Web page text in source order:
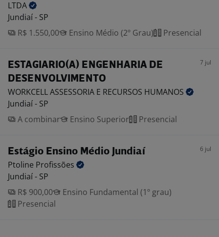
LTDA
Jundiaí - SP
R$ 1.550,00
Ensino Médio (2º Grau) Presencial
ESTAGIARIO(A) ENGENHARIA DE
DESENVOLVIMENTO
7 jul
WORKCELL ASSESSORIA E RECURSOS HUMANOS
Jundiaí - SP
A combinar
Ensino Superior Presencial
Estágio Ensino Médio Jundiaí 6 jul
Ptoline Profissões
Jundiaí - SP
R$ 900,00
Ensino Fundamental (1º grau)
Presencial